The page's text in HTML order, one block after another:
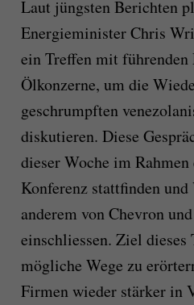
Laut jüngsten Berichten
Energieminister Chris
ein Treffen mit führenden
Ölkonzerne, um die
geschrumpften
diskutieren. Diese
dieser Woche im
Konferenz stattfinden
anderem von Chevron
einschliessen. Ziel dieses
mögliche Wege zu
Firmen wieder stärker in